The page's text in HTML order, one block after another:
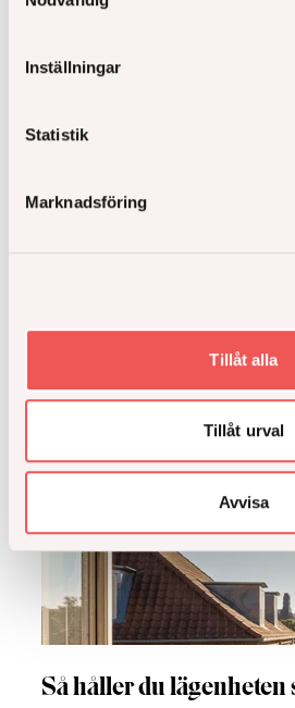
Inställningar
Statistik
Marknadsföring
Tillåt alla
Tillåt urval
Avvisa
Så håller du lägenheten